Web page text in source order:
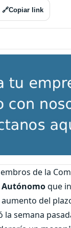
🔗Copiar link
de la
Autónomoque
del
la semana